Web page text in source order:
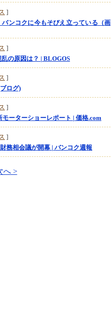
]
ンコクに今もそびえ立っている（画
]
乱の原因は？ | BLOGOS
]
ログ)
]
ーターショーレポート | 価格.com
]
務相会議が開幕 | バンコク週報
へ >